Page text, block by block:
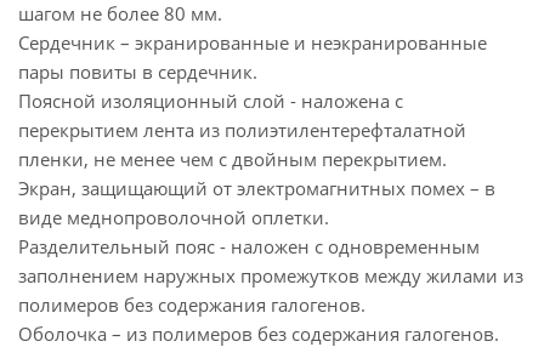
шагом не более 80 мм.
Сердечник – экранированные и неэкранированные
пары повиты в сердечник.
Поясной изоляционный слой - наложена с
перекрытием лента из полиэтилентерефталатной
пленки, не менее чем с двойным перекрытием.
Экран, защищающий от электромагнитных помех – в
виде меднопроволочной оплетки.
Разделительный пояс - наложен с одновременным
заполнением наружных промежутков между жилами из
полимеров без содержания галогенов.
Оболочка – из полимеров без содержания галогенов.